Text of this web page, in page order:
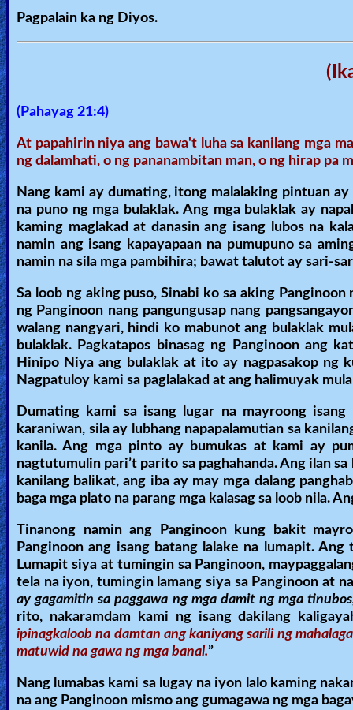
Pagpalain ka ng Diyos.
(Pahayag 21:4)
At papahirin niya ang bawa't luha sa kanilang mga
ng dalamhati, o ng pananambitan man, o ng hirap pa
Nang kami ay dumating, itong malalaking pintuan
na puno ng mga bulaklak. Ang mga bulaklak ay
kaming maglakad at danasin ang isang lubos na
namin ang isang kapayapaan na pumupuno sa
namin na sila mga pambihira; bawat talutot ay sari-
Sa loob ng aking puso, Sinabi ko sa aking
ng Panginoon nang pangungusap nang
walang nangyari, hindi ko mabunot ang bulaklak
bulaklak. Pagkatapos binasag ng Panginoon ang
Hinipo Niya ang bulaklak at ito ay nagpasakop ng
Nagpatuloy kami sa paglalakad at ang halimuyak
Dumating kami sa isang lugar na mayroong
karaniwan, sila ay lubhang napapalamutian sa
kanila. Ang mga pinto ay bumukas at kami ay
nagtutumulin pari’t parito sa paghahanda. Ang ilan
kanilang balikat, ang iba ay may mga dalang
baga mga plato na parang mga kalasag sa loob nila.
Tinanong namin ang Panginoon kung bakit
Panginoon ang isang batang lalake na lumapit.
Lumapit siya at tumingin sa Panginoon,
tela na iyon, tumingin lamang siya sa Panginoon at
ay gagamitin sa paggawa ng mga damit ng mga
rito, nakaramdam kami ng isang dakilang
ipinagkaloob na damtan ang kaniyang sarili ng
matuwid na gawa ng mga banal.”
Nang lumabas kami sa lugay na iyon lalo kaming
na ang Panginoon mismo ang gumagawa ng mga